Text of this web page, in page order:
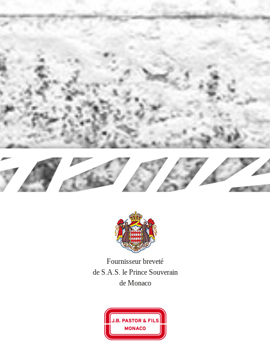
Fournisseur breveté
de S.A.S. le Prince Souverain
de Monaco